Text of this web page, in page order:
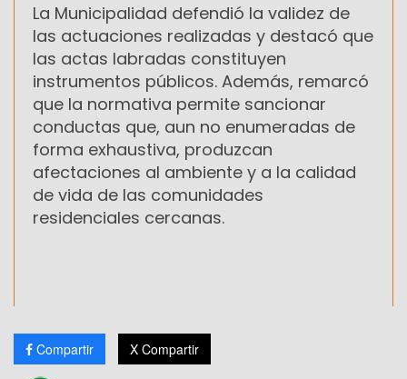
La Municipalidad defendió la validez de
las actuaciones realizadas y destacó que
las actas labradas constituyen
instrumentos públicos. Además, remarcó
que la normativa permite sancionar
conductas que, aun no enumeradas de
forma exhaustiva, produzcan
afectaciones al ambiente y a la calidad
de vida de las comunidades
residenciales cercanas.
Compartir X Compartir